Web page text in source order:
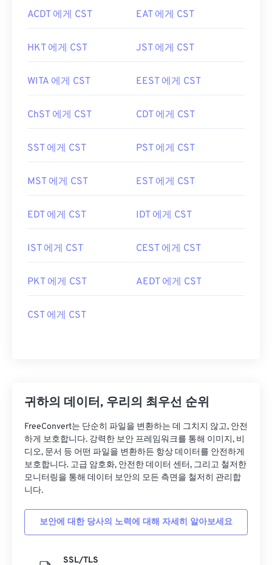
ACDT 에게 CST EAT 에게 CST
HKT 에게 CST JST 에게 CST
WITA 에게 CST EEST 에게 CST
ChST 에게 CST CDT 에게 CST
SST 에게 CST PST 에게 CST
MST 에게 CST EST 에게 CST
EDT 에게 CST IDT 에게 CST
IST 에게 CST CEST 에게 CST
PKT 에게 CST AEDT 에게 CST
CST 에게 CST
귀하의 데이터, 우리의 최우선 순위
FreeConvert는 단순히 파일을 변환하는 데 그치지 않고, 안전
하게 보호합니다. 강력한 보안 프레임워크를 통해 이미지, 비
디오, 문서 등 어떤 파일을 변환하든 항상 데이터를 안전하게
보호합니다. 고급 암호화, 안전한 데이터 센터, 그리고 철저한
모니터링을 통해 데이터 보안의 모든 측면을 철저히 관리합
니다.
보안에 대한 당사의 노력에 대해 자세히 알아보세요
SSL/TLS